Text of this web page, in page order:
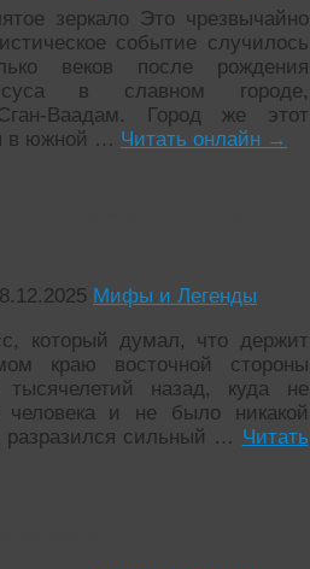
зеркало Это чрезвычайно
событие случилось
веков после рождения
в славном городе,
Ваадам. Город же этот
в южной … Читать онлайн →
Мифы и Легенды
который думал, что держит
краю восточной стороны
тысячелетий назад, куда не
человека и не было никакой
разразился сильный … Читать